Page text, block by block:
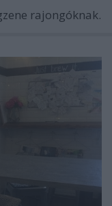
rajongóknak.